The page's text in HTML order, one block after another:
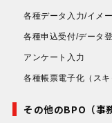
各種データ入力/イメ
各種申込受付/データ
アンケート入力
各種帳票電子化 （ス
その他のBPO（事